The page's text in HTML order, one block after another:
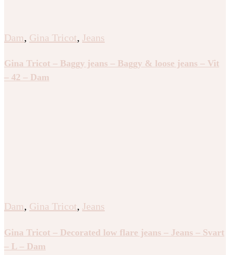
Dam, Gina Tricot, Jeans
Gina Tricot – Baggy jeans – Baggy & loose jeans – Vit
– 42 – Dam
Dam, Gina Tricot, Jeans
Gina Tricot – Decorated low flare jeans – Jeans – Svart
– L – Dam